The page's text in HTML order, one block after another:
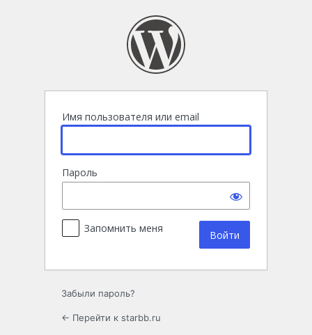
Имя пользователя или email
Пароль
Запомнить меня
Забыли пароль?
← Перейти к starbb.ru